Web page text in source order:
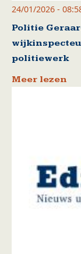
24/01/2026 -
Politie
politiewerk
Meer lezen